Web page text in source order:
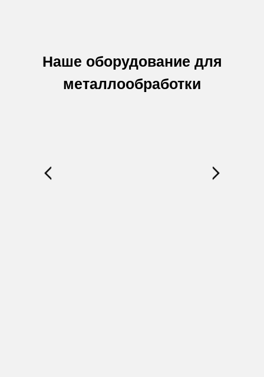
Наше оборудование для
металлообработки